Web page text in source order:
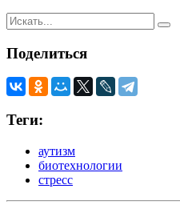
Поделиться
Теги:
аутизм
биотехнологии
стресс